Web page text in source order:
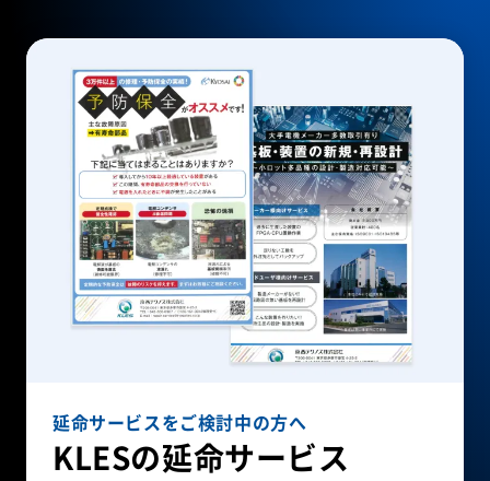
延命サービスをご検討中の方へ
KLESの延命サービス